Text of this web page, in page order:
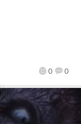
0 0